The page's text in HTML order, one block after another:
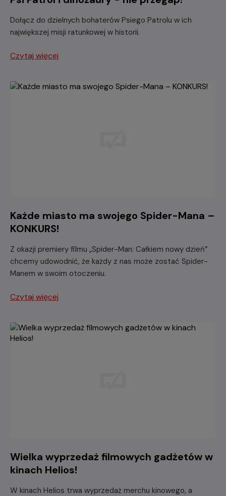
Dołącz do dzielnych bohaterów Psiego Patrolu w ich
największej misji ratunkowej w historii.
Czytaj więcej
Każde miasto ma swojego Spider-Mana –
KONKURS!
Z okazji premiery filmu „Spider-Man: Całkiem nowy dzień”
chcemy udowodnić, że każdy z nas może zostać Spider-
Manem w swoim otoczeniu.
Czytaj więcej
Wielka wyprzedaż filmowych gadżetów w
kinach Helios!
W kinach Helios trwa wyprzedaż merchu kinowego, a